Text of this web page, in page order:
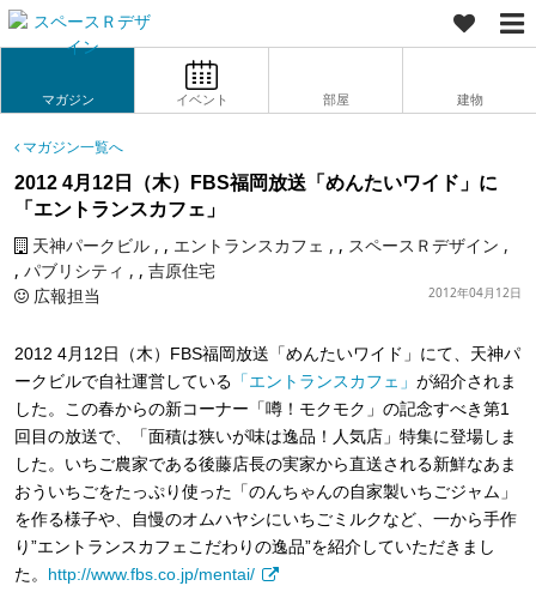
マガジン イベント 部屋 建物
マガジン一覧へ
2012 4月12日（木）FBS福岡放送「めんたいワイド」に
「エントランスカフェ」
天神パークビル , エントランスカフェ , スペースＲデザイン
, パブリシティ , 吉原住宅
広報担当
2012年04月12日
2012 4月12日（木）FBS福岡放送「めんたいワイド」にて、天神パ
ークビルで自社運営している 「エントランスカフェ」 が紹介されま
した。この春からの新コーナー「噂！モクモク」の記念すべき第1
回目の放送で、「面積は狭いが味は逸品！人気店」特集に登場しま
した。いちご農家である後藤店長の実家から直送される新鮮なあま
おういちごをたっぷり使った「のんちゃんの自家製いちごジャム」
を作る様子や、自慢のオムハヤシにいちごミルクなど、一から手作
り”エントランスカフェこだわりの逸品”を紹介していただきまし
た。 http://www.fbs.co.jp/mentai/